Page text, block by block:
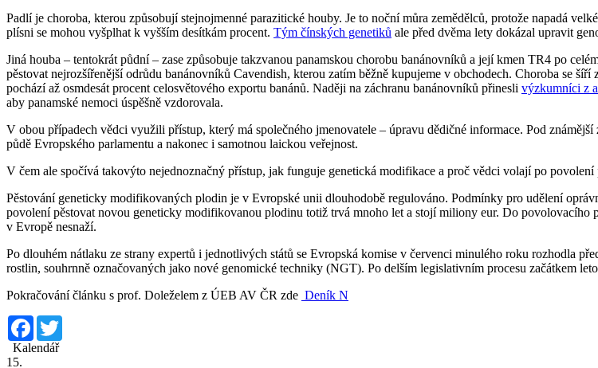
Padlí je choroba, kterou způsobují stejnojmenné parazitické houby. Je to noční můra zemědělců, protože napadá
plísni se mohou vyšplhat k vyšším desítkám procent. Tým čínských genetiků ale před dvěma lety dokázal upravit
Jiná houba – tentokrát půdní – zase způsobuje takzvanou panamskou chorobu banánovníků a její kmen TR4 po
pěstovat nejrozšířenější odrůdu banánovníků Cavendish, kterou zatím běžně kupujeme v obchodech. Choroba se
pochází až osmdesát procent celosvětového exportu banánů. Naději na záchranu banánovníků přinesli výzkumníci z
aby panamské nemoci úspěšně vzdorovala.
V obou případech vědci využili přístup, který má společného jmenovatele – úpravu dědičné informace. Pod
půdě Evropského parlamentu a nakonec i samotnou laickou veřejnost.
V čem ale spočívá takovýto nejednoznačný přístup, jak funguje genetická modifikace a proč vědci volají po
Pěstování geneticky modifikovaných plodin je v Evropské unii dlouhodobě regulováno. Podmínky pro udělení
povolení pěstovat novou geneticky modifikovanou plodinu totiž trvá mnoho let a stojí miliony eur. Do povolovacího
v Evropě nesnaží.
Po dlouhém nátlaku ze strany expertů i jednotlivých států se Evropská komise v červenci minulého roku rozhodla
rostlin, souhrnně označovaných jako nové genomické techniky (NGT). Po delším legislativním procesu začátkem
Pokračování článku s prof. Doleželem z ÚEB AV ČR zde Deník N
Facebook
Kalendář
15.